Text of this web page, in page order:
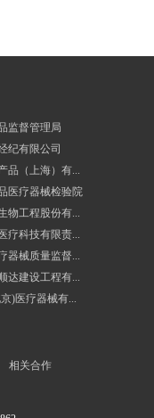
监督管理局
纪有限公司
品（上海）有...
医疗器械检验院
物工程股份有...
疗科技有限责...
器械质量监督...
达建设工程有...
)医疗器械有...
相关合作